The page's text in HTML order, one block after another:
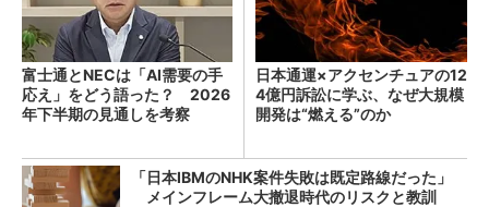
富士通とNECは「AI需要の手
応え」をどう語った？ 2026
年下半期の見通しを考察
日本通運×アクセンチュアの12
4億円訴訟に学ぶ、なぜ大規模
開発は“燃える”のか
「日本IBMのNHK案件失敗は既定路線だった」
メインフレーム大撤退時代のリスクと教訓